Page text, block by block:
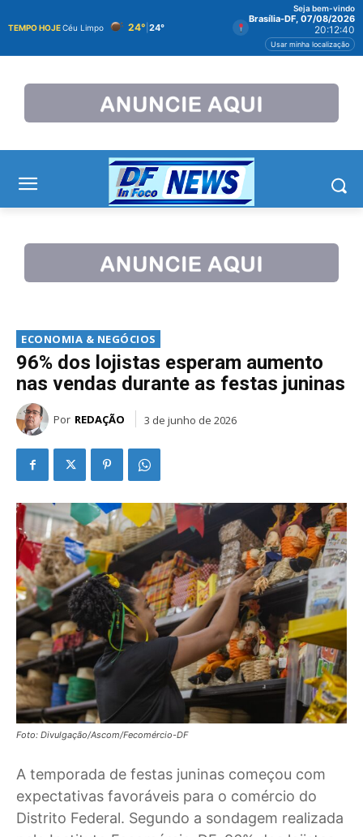
TEMPO HOJECéu Limpo 24° 24°
Seja bem-vindo
Brasília-DF, 07/08/2026
20:12:41
Usar minha localização
ECONOMIA & NEGÓCIOS
96% dos lojistas esperam aumento
nas vendas durante as festas juninas
Por REDAÇÃO 3 de junho de 2026
Foto: Divulgação/Ascom/Fecomércio-DF
A temporada de festas juninas começou com
expectativas favoráveis para o comércio do
Distrito Federal. Segundo a sondagem realizada